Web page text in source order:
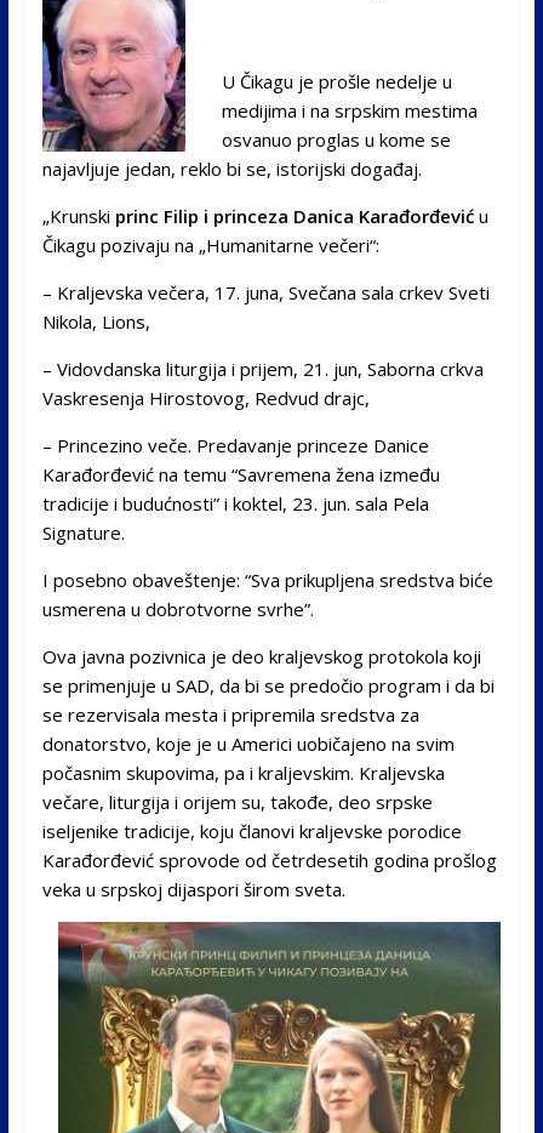
U Čikagu je prošle nedelje u
medijima i na srpskim mestima
osvanuo proglas u kome se
najavljuje jedan, reklo bi se, istorijski događaj.
„Krunski princ Filip i princeza Danica Karađorđeviću
Čikagu pozivaju na „Humanitarne večeri“:
– Kraljevska večera, 17. juna, Svečana sala crkev Sveti
Nikola, Lions,
– Vidovdanska liturgija i prijem, 21. jun, Saborna crkva
Vaskresenja Hirostovog, Redvud drajc,
– Princezino veče. Predavanje princeze Danice
Karađorđević na temu “Savremena žena između
tradicije i budućnosti” i koktel, 23. jun. sala Pela
Signature.
I posebno obaveštenje: “Sva prikupljena sredstva biće
usmerena u dobrotvorne svrhe”.
Ova javna pozivnica je deo kraljevskog protokola koji
se primenjuje u SAD, da bi se predočio program i da bi
se rezervisala mesta i pripremila sredstva za
donatorstvo, koje je u Americi uobičajeno na svim
počasnim skupovima, pa i kraljevskim. Kraljevska
večare, liturgija i orijem su, takođe, deo srpske
iseljenike tradicije, koju članovi kraljevske porodice
Karađorđević sprovode od četrdesetih godina prošlog
veka u srpskoj dijaspori širom sveta.